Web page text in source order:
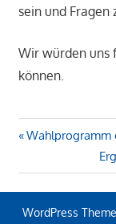
sein und
Wir würden uns
können.
Vorheriger
Wahlprogramm
WordPress